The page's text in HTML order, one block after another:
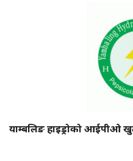
याम्बलिङ हाइड्रोको